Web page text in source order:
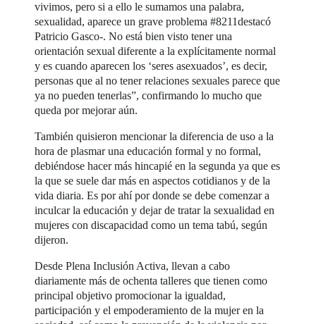
vivimos, pero si a ello le sumamos una palabra,
sexualidad, aparece un grave problema #8211destacó
Patricio Gasco-. No está bien visto tener una
orientación sexual diferente a la explícitamente normal
y es cuando aparecen los ‘seres asexuados’, es decir,
personas que al no tener relaciones sexuales parece que
ya no pueden tenerlas”, confirmando lo mucho que
queda por mejorar aún.
También quisieron mencionar la diferencia de uso a la
hora de plasmar una educación formal y no formal,
debiéndose hacer más hincapié en la segunda ya que es
la que se suele dar más en aspectos cotidianos y de la
vida diaria. Es por ahí por donde se debe comenzar a
inculcar la educación y dejar de tratar la sexualidad en
mujeres con discapacidad como un tema tabú, según
dijeron.
Desde Plena Inclusión Activa, llevan a cabo
diariamente más de ochenta talleres que tienen como
principal objetivo promocionar la igualdad,
participación y el empoderamiento de la mujer en la